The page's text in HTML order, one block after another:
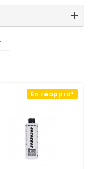
En réappro*